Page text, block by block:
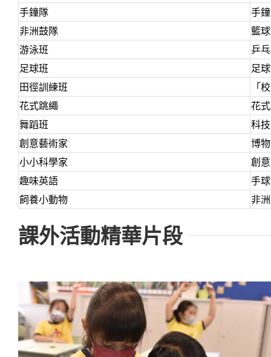
手鐘隊
手
非洲鼓隊
籃
游泳班
乒
足球班
足
田徑訓練班
「
花式跳繩
花
舞蹈班
科
創意藝術家
博
小小科學家
創
趣味英語
手
飼養小動物
非
課外活動精華片段